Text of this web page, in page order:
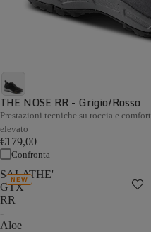
THE NOSE RR - Grigio/Rosso
Prestazioni tecniche su roccia e comfort
elevato
€179,00
Confronta
SALATHE'
GTX
RR
-
Aloe
NEW